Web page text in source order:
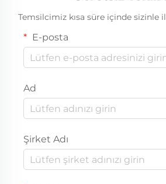
Temsilcimiz kısa süre içinde sizinle
E-posta
Ad
Şirket Adı